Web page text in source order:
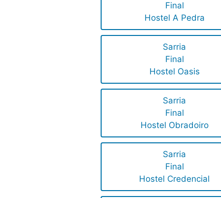
Final
Hostel A Pedra
Sarria
Final
Hostel Oasis
Sarria
Final
Hostel Obradoiro
Sarria
Final
Hostel Credencial